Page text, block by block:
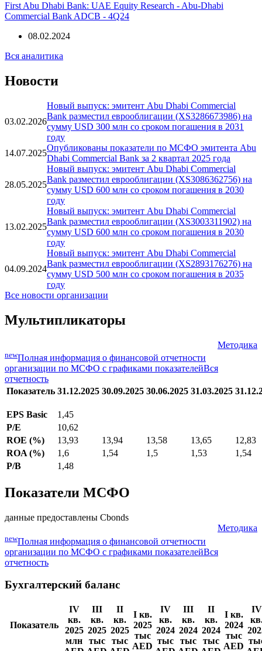
First Abu Dhabi Bank: UAE Equity Research - Abu-Dhabi
Commercial Bank ADCB - 4Q24
08.02.2024
Вся аналитика
Новости
03.02.2026
Новый выпуск: эмитент Abu Dhabi Commercial
Bank разместил еврооблигации (XS3286673986) на
сумму USD 300 млн со сроком погашения в 2031
году
14.07.2025
Опубликованы показатели по МСФО эмитента Abu
Dhabi Commercial Bank за 2 квартал 2025 года
28.05.2025
Новый выпуск: эмитент Abu Dhabi Commercial
Bank разместил еврооблигации (XS3086362756) на
сумму USD 600 млн со сроком погашения в 2030
году
13.02.2025
Новый выпуск: эмитент Abu Dhabi Commercial
Bank разместил еврооблигации (XS3003311902) на
сумму USD 600 млн со сроком погашения в 2030
году
04.09.2024
Новый выпуск: эмитент Abu Dhabi Commercial
Bank разместил еврооблигации (XS2893176276) на
сумму USD 500 млн со сроком погашения в 2035
году
Все новости организации
Мультипликаторы
Методика
newПолная информация о финансовой отчетности
организации по МСФО с графиками показателейВся
отчетность
Показатель 31.12.2025 30.09.2025 30.06.2025 31.03.2025
EPS Basic
1,45
P/E
10,62
ROE (%)
13,93 13,94 13,58 13,65
12,83
ROA (%)
1,6 1,54 1,5 1,53
1,54
P/B
1,48
Показатели МСФО
данные предоставлены Cbonds
Методика
newПолная информация о финансовой отчетности
организации по МСФО с графиками показателейВся
отчетность
Бухгалтерский баланс
Показатель
IV
кв.
2025
млн
III
кв.
2025
тыс
II
кв.
2025
тыс
I кв.
2025
тыс
AED
IV
кв.
2024
тыс
III
кв.
2024
тыс
II
кв.
2024
тыс
I кв.
2024
тыс
AED
IV